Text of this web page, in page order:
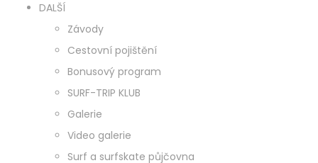
DALŠÍ
Závody
Cestovní pojištění
Bonusový program
SURF-TRIP KLUB
Galerie
Video galerie
Surf a surfskate půjčovna